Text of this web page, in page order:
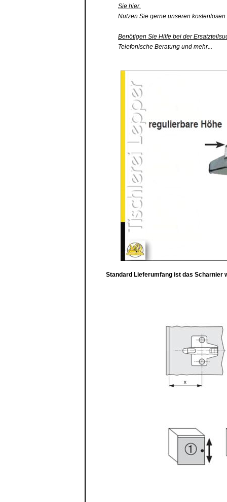
Sie hier.
Nutzen Sie gerne unseren
Benötigen Sie Hilfe bei der
Telefonische Beratung und mehr...
Standard Lieferumfang ist das Scharnier